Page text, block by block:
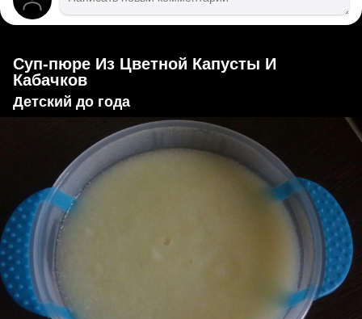
Суп-пюре Из Цветной Капусты И
Кабачков
Детский до года